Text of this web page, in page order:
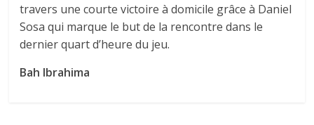
travers une courte victoire à domicile grâce à Daniel
Sosa qui marque le but de la rencontre dans le
dernier quart d’heure du jeu.
Bah Ibrahima